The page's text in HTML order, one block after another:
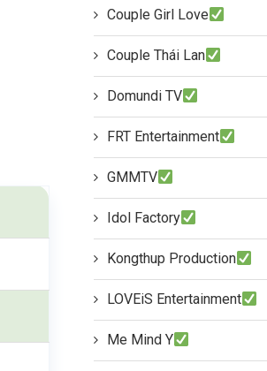
Couple Girl Love
Couple Thái Lan
Domundi TV
FRT Entertainment
GMMTV
Idol Factory
Kongthup Production
LOVEiS Entertainment
Me Mind Y